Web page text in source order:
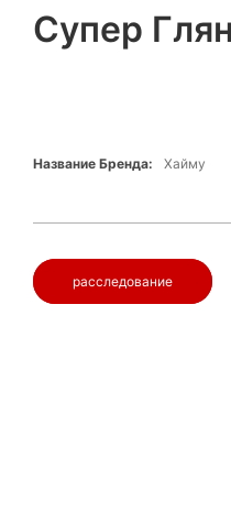
Супер
Название Бренда: Хайму
расследование